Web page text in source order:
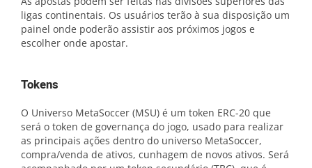
ligas continentais. Os usuários terão à sua disposição um
painel onde poderão assistir aos próximos jogos e
escolher onde apostar.
Tokens
O Universo MetaSoccer (MSU) é um token ERC-20 que
será o token de governança do jogo, usado para realizar
as principais ações dentro do universo MetaSoccer,
compra/venda de ativos, cunhagem de novos ativos. Será